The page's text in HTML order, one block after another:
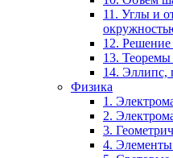
11. Углы и
12. Решение
13.
14. Эллипс,
Физика
1.
2.
3.
4. Элементы